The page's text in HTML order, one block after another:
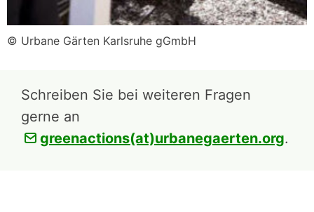
© Urbane Gärten Karlsruhe gGmbH
Schreiben Sie bei weiteren Fragen
gerne an
greenactions(at)urbanegaerten.org.